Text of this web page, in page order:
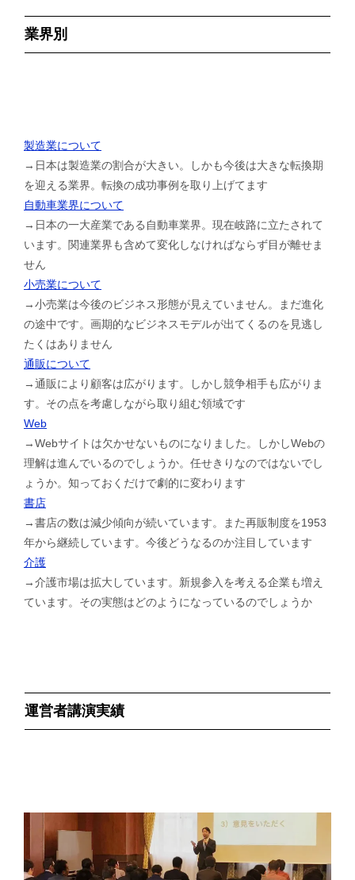
業界別
製造業について
→日本は製造業の割合が大きい。しかも今後は大きな転換期
を迎える業界。転換の成功事例を取り上げてます
自動車業界について
→日本の一大産業である自動車業界。現在岐路に立たされて
います。関連業界も含めて変化しなければならず目が離せま
せん
小売業について
→小売業は今後のビジネス形態が見えていません。まだ進化
の途中です。画期的なビジネスモデルが出てくるのを見逃し
たくはありません
通販について
→通販により顧客は広がります。しかし競争相手も広がりま
す。その点を考慮しながら取り組む領域です
Web
→Webサイトは欠かせないものになりました。しかしWebの
理解は進んでいるのでしょうか。任せきりなのではないでし
ょうか。知っておくだけで劇的に変わります
書店
→書店の数は減少傾向が続いています。また再販制度を1953
年から継続しています。今後どうなるのか注目しています
介護
→介護市場は拡大しています。新規参入を考える企業も増え
ています。その実態はどのようになっているのでしょうか
運営者講演実績